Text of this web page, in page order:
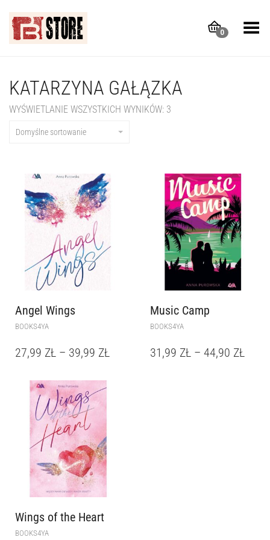
0
Toggle Menu
KATARZYNA GAŁĄZKA
WYŚWIETLANIE WSZYSTKICH WYNIKÓW: 3
Domyślne sortowanie
Angel Wings
BOOKS4YA
27,99 ZŁ – 39,99 ZŁ
Music Camp
BOOKS4YA
31,99 ZŁ – 44,90 ZŁ
Wings of the Heart
BOOKS4YA